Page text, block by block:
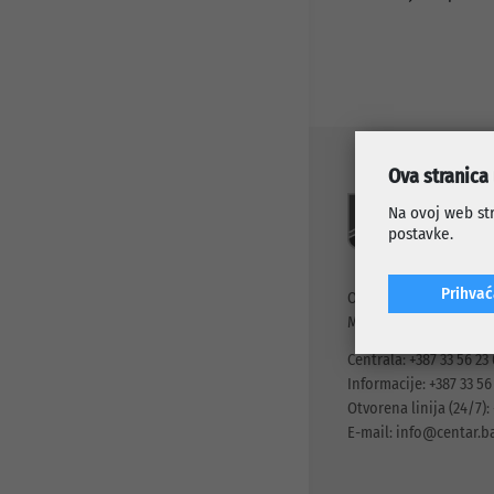
Općina Centar
Mis Irbina 1, 71000
Centrala: +387 33 56
Informacije: +387 33 56
Otvorena linija (24/7):
E-mail:
Ova
Na ovoj web
postavke.